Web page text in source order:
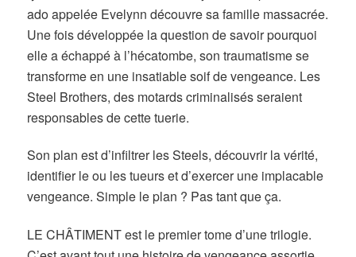
ado appelée Evelynn découvre sa famille massacrée.
Une fois développée la question de savoir pourquoi
elle a échappé à l’hécatombe, son traumatisme se
transforme en une insatiable soif de vengeance. Les
Steel Brothers, des motards criminalisés seraient
responsables de cette tuerie.
Son plan est d’infiltrer les Steels, découvrir la vérité,
identifier le ou les tueurs et d’exercer une implacable
vengeance. Simple le plan ? Pas tant que ça.
LE CHÂTIMENT est le premier tome d’une trilogie.